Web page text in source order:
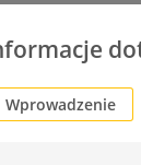
Wprowadzenie